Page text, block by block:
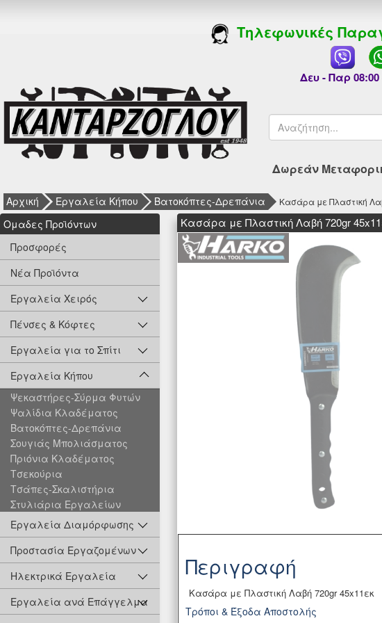
Τηλεφωνικές
Δευ - Παρ 08:00
Δωρεάν
Αρχική Εργαλεία Κήπου Βατοκόπτες-Δρεπάνια Κασάρα με Πλαστική
Oμαδες Προϊόντων
Προσφορές
Νέα Προϊόντα
Εργαλεία Χειρός
Πένσες & Κόφτες
Εργαλεία για το Σπίτι
Εργαλεία Κήπου
Ψεκαστήρες-Σύρμα Φυτών
Ψαλίδια Κλαδέματος
Βατοκόπτες-Δρεπάνια
Σουγιάς Μπολιάσματος
Πριόνια Κλαδέματος
Τσεκούρια
Τσάπες-Σκαλιστήρια
Στυλιάρια Εργαλείων
Εργαλεία Διαμόρφωσης
Προστασία Εργαζομένων
Ηλεκτρικά Εργαλεία
Εργαλεία ανά Επάγγελμα
Κασάρα με Πλαστική Λαβή 720gr
Περιγραφή
Κασάρα με Πλαστική Λαβή 720gr 45x11εκ
Τρόποι & Έξοδα Αποστολής